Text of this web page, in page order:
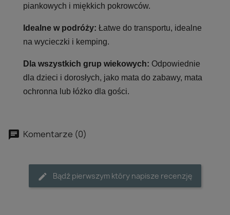
piankowych i miękkich pokrowców.
Idealne w podróży: Łatwe do transportu, idealne
na wycieczki i kemping.
Dla wszystkich grup wiekowych: Odpowiednie
dla dzieci i dorosłych, jako mata do zabawy, mata
ochronna lub łóżko dla gości.
Komentarze (0)
Bądź pierwszym który napisze recenzję